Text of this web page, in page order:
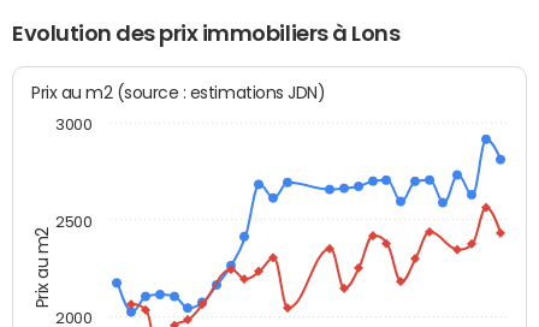
Evolution des prix immobiliers à Lons
Prix au m2
Prix au m2 (source : estimations JDN)
2000
2500
3000